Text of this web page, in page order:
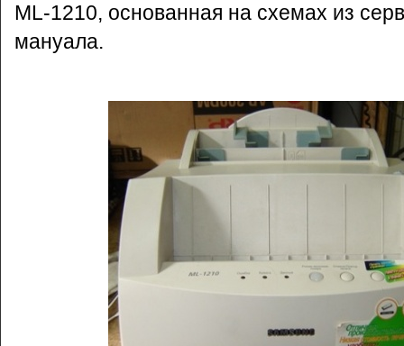
ML-1210, основанная на схемах из
мануала.